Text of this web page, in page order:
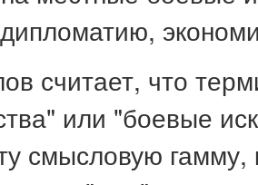
считает, что
или "боевые
смысловую гамму,